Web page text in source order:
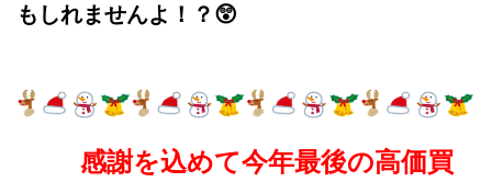
もしれませんよ！？😲
感謝を込めて今年最後の高価買